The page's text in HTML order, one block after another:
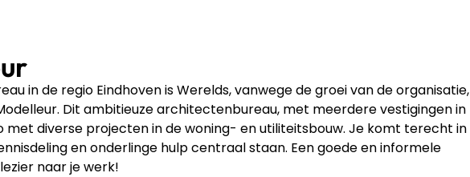
in de regio Eindhoven is Werelds, vanwege de groei van de organisatie,
Dit ambitieuze architectenbureau, met meerdere vestigingen in
diverse projecten in de woning- en utiliteitsbouw. Je komt terecht in
en onderlinge hulp centraal staan. Een goede en informele
naar je werk!